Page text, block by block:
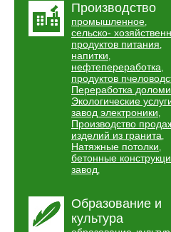
Производство
промышленное,
сельско-
продуктов питания,
напитки,
нефтепереработка,
продуктов
Переработка
Экологические
завод электроники,
Производство
изделий из гранита,
Натяжные потолки,
бетонные
завод,
Образование и
культура